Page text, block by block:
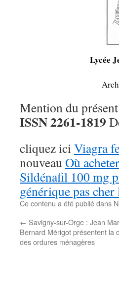
Lycée
Mention du
ISSN 2261-1819
cliquez iciViagra
nouveau Où
Sildénafil 100 mg
générique pas
Ce contenu a été publié dans
← Savigny-sur-Orge : Jean
Bernard Mérigot présentent la
des ordures ménagères